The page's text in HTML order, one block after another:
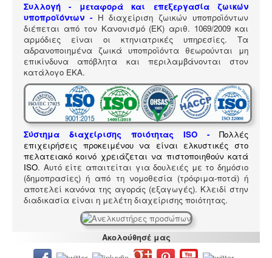
Συλλογή - μεταφορά και επεξεργασία ζωικών
υποπροϊόντων - Η διαχείριση ζωικών υποπροϊόντων
διέπεται από τον Κανονισμό (ΕΚ) αριθ. 1069/2009 και
αρμόδιες είναι οι κτηνιατρικές υπηρεσίες. Τα
αδρανοποιημένα ζωικά υποπροϊόντα θεωρούνται μη
επικίνδυνα απόβλητα και περιλαμβάνονται στον
κατάλογο ΕΚΑ.
Σύστημα διαχείρισης ποιότητας ISO - Πολλές
επιχειρήσεις προκειμένου να είναι ελκυστικές στο
πελατειακό κοινό χρειάζεται να πιστοποιηθούν κατά
ISO. Αυτό είτε απαιτείται για δουλειές με το δημόσιο
(δημοπρασίες) ή από τη νομοθεσία (τρόφιμα-ποτά) ή
αποτελεί κανόνα της αγοράς (εξαγωγές). Κλειδί στην
διαδικασία είναι η μελέτη διαχείρισης ποιότητας.
Ανελκυστήρες προσώπων - . Η λειτουργία παλιών
ανελκυστήρων χωρίς στοιχεία νομιμότητας
Ακολούθησέ μας